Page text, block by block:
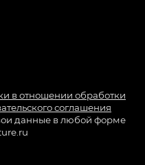
в отношении обработки
соглашения
данные в любой форме